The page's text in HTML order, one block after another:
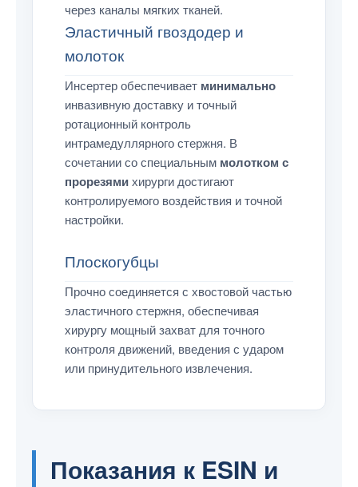
через каналы мягких тканей.
Эластичный гвоздодер и
молоток
Инсертер обеспечивает минимально
инвазивную доставку и точный
ротационный контроль
интрамедуллярного стержня. В
сочетании со специальным молотком с
прорезямихирурги достигают
контролируемого воздействия и точной
настройки.
Плоскогубцы
Прочно соединяется с хвостовой частью
эластичного стержня, обеспечивая
хирургу мощный захват для точного
контроля движений, введения с ударом
или принудительного извлечения.
Показания к ESIN и